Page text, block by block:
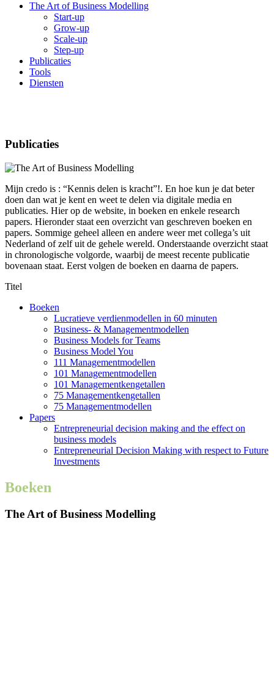
The Art of Business Modelling
Start-up
Grow-up
Scale-up
Step-up
Publicaties
Tools
Diensten
Publicaties
Mijn credo is : “Kennis delen is kracht”!. En hoe kun je dat beter
doen dan wat je kent en weet te delen via digitale media en
publicaties. Hier op de website, in boeken en enkele research
papers. Hieronder staat een overzicht van geschreven boeken en
papers. Sommige geheel alleen en andere weer met collega’s uit
Nederland of zelf uit de gehele wereld. Onderstaande overzicht staat
in chronologische volgorde, waarbij de meest recente publicatie
bovenaan staat. Eerst volgen de boeken en daarna de papers.
Titel
Boeken
Lucratieve verdienmodellen in 60 minuten
Business- & Managementmodellen
Business Models for Teams
Business Model You
111 Managementmodellen
101 Managementmodellen
101 Managementkengetallen
75 Managementkengetallen
75 Managementmodellen
Papers
Entrepreneurial decision making and the effect on
business models
Entrepreneurial Decision Making with respect to Future
Investments
Boeken
The Art of Business Modelling